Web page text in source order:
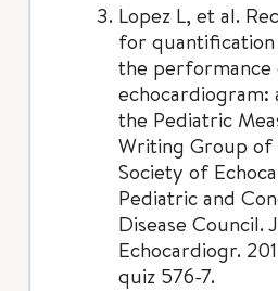
Lopez L, et al.
for
the
the Pediatric
Writing Group of
Society of
Pediatric and
Disease Council.
Echocardiogr.
quiz 576-7.